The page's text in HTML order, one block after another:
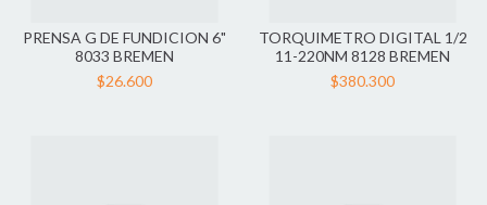
PRENSA G DE FUNDICION 6"
8033 BREMEN
$26.600
TORQUIMETRO DIGITAL 1/2
11-220NM 8128 BREMEN
$380.300